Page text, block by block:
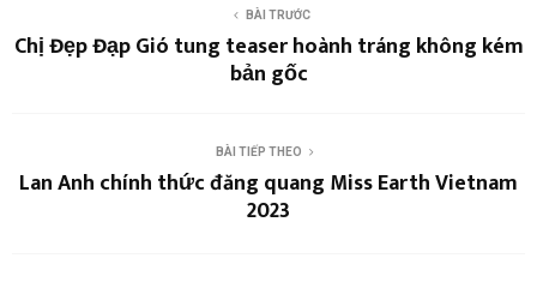
BÀI TRƯỚC
Chị Đẹp Đạp Gió tung teaser hoành tráng không kém
bản gốc
BÀI TIẾP THEO
Lan Anh chính thức đăng quang Miss Earth Vietnam
2023